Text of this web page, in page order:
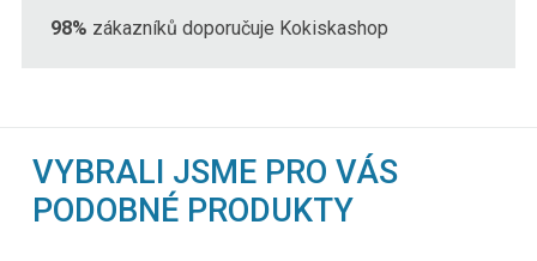
98% zákazníků doporučuje Kokiskashop
VYBRALI JSME PRO VÁS
PODOBNÉ PRODUKTY